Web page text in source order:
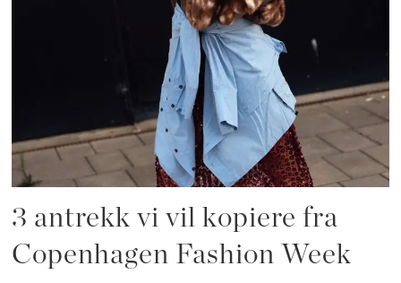
3 antrekk vi vil kopiere fra
Copenhagen Fashion Week